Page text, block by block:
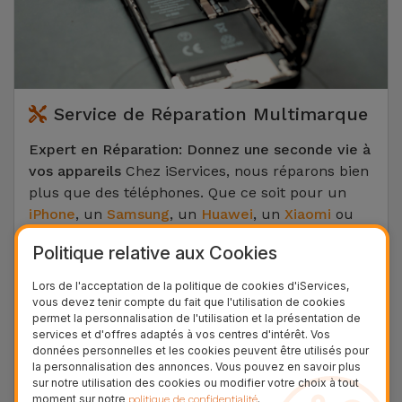
Service de Réparation Multimarque
Expert en Réparation: Donnez une seconde vie à
vos appareils Chez iServices, nous réparons bien
plus que des téléphones. Que ce soit pour un
iPhone, un Samsung, un Huawei, un Xiaomi ou
sur toutes les marques. Nous maîtrisons tous
types de réparations: remplacement d'écran
cassé, changement de batterie, récupération de
données, réparation du connecteur de charge ou
de la vitre arrière, et bien d'autres encore.
Votre informatique et vos loisirs sont aussi entre
Politique relative aux Cookies
Lors de l'acceptation de la politique de cookies d'iServices,
vous devez tenir compte du fait que l'utilisation de cookies
permet la personnalisation de l'utilisation et la présentation de
services et d'offres adaptés à vos centres d'intérêt. Vos
données personnelles et les cookies peuvent être utilisés pour
la personnalisation des annonces. Vous pouvez en savoir plus
sur notre utilisation des cookies ou modifier votre choix à tout
moment sur notre politique de confidentialité.